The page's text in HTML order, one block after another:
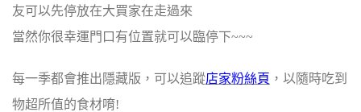
友可以先停放在大買家在走過來
當然你很幸運門口有位置就可以臨停下~~~
每一季都會推出隱藏版，可以追蹤店家粉絲頁 ，以隨時吃到
物超所值的食材唷!